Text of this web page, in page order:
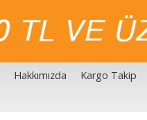
Hakkımızda Kargo Takip